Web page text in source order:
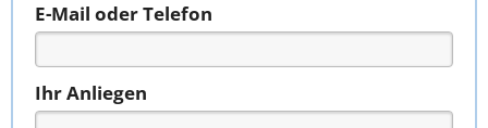
E-Mail oder Telefon
Ihr Anliegen